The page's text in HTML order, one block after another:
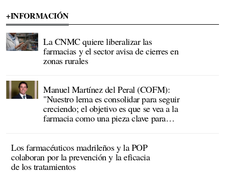
+INFORMACIÓN
La CNMC quiere liberalizar las
farmacias y el sector avisa de cierres en
zonas rurales
Manuel Martínez del Peral (COFM):
"Nuestro lema es consolidar para seguir
creciendo; el objetivo es que se vea a la
farmacia como una pieza clave para
descongestionar el sistema"
Los farmacéuticos madrileños y la POP
colaboran por la prevención y la eficacia
de los tratamientos